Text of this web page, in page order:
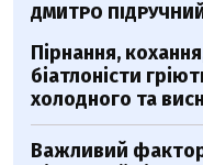
ДМИТРО
Пірнання,
біатлоністи
холодного та
Важливий